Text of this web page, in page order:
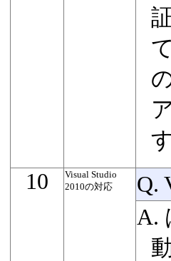
10
Visual Studio
2010の対応
Q.
A.